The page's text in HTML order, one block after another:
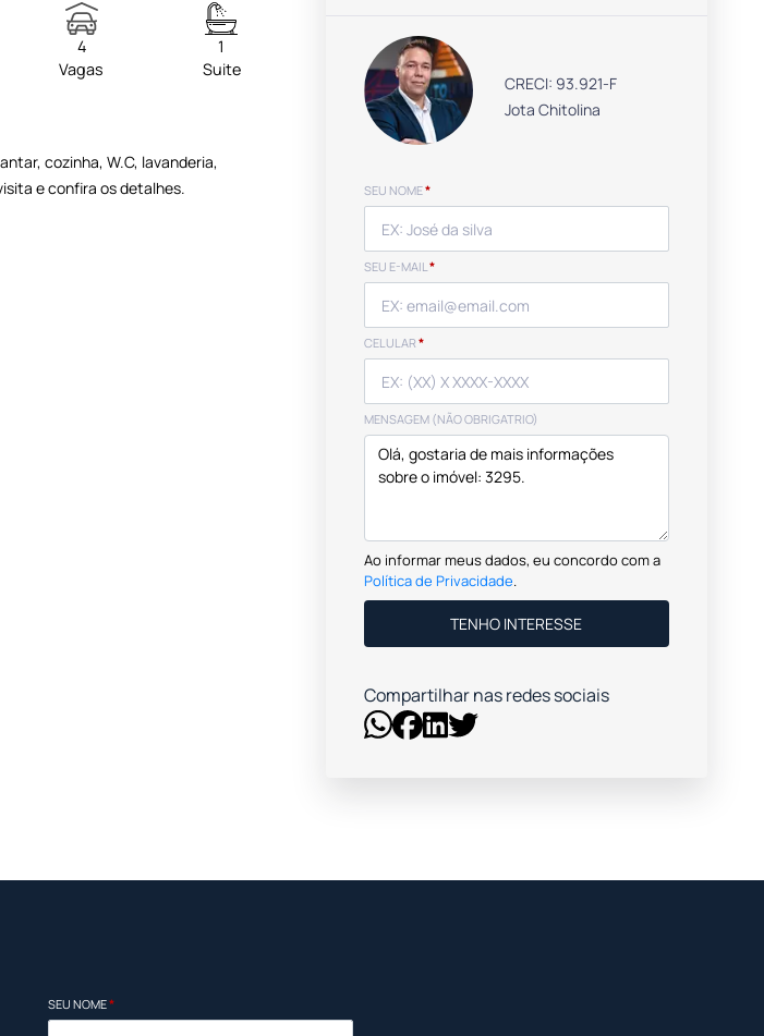
4
Vagas
1
Suite
cozinha, W.C, lavanderia,
e confira os detalhes.
CRECI: 93.921-F
Jota Chitolina
SEU NOME*
SEU E-MAIL*
CELULAR *
MENSAGEM (NÃO OBRIGATRIO)
Ao informar meus dados, eu concordo com a
Política de Privacidade.
TENHO INTERESSE
Compartilhar nas redes sociais
SEU NOME*